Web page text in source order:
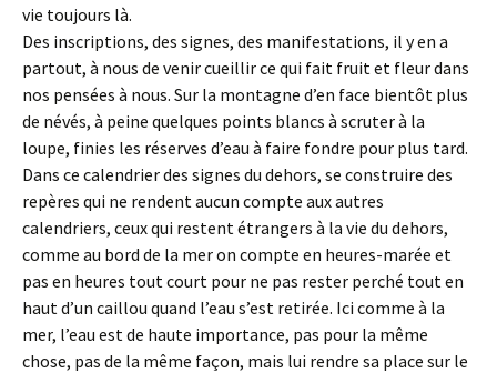
vie toujours là.
Des inscriptions, des signes, des manifestations, il y en a
partout, à nous de venir cueillir ce qui fait fruit et fleur dans
nos pensées à nous. Sur la montagne d’en face bientôt plus
de névés, à peine quelques points blancs à scruter à la
loupe, finies les réserves d’eau à faire fondre pour plus tard.
Dans ce calendrier des signes du dehors, se construire des
repères qui ne rendent aucun compte aux autres
calendriers, ceux qui restent étrangers à la vie du dehors,
comme au bord de la mer on compte en heures-marée et
pas en heures tout court pour ne pas rester perché tout en
haut d’un caillou quand l’eau s’est retirée. Ici comme à la
mer, l’eau est de haute importance, pas pour la même
chose, pas de la même façon, mais lui rendre sa place sur le